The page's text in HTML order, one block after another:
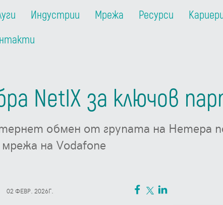
Индустрии Мрежа Ресурси
NetIX за ключов
обмен от групата на Нетера
на Vodafone
02 ФЕВР. 2026Г.